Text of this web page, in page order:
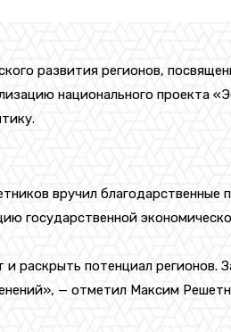
развития регионов,
национального проекта
вручил благодарственные
государственной
раскрыть потенциал
— отметил Максим